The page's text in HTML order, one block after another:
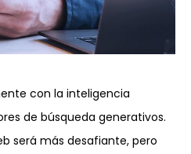
con la inteligencia
de búsqueda generativos.
será más desafiante, pero